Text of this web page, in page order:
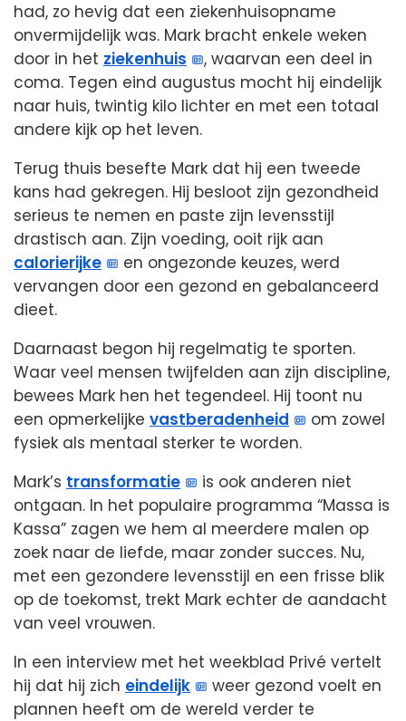
had, zo hevig dat een ziekenhuisopname
onvermijdelijk was. Mark bracht enkele weken
door in het ziekenhuis
, waarvan een deel in
coma. Tegen eind augustus mocht hij eindelijk
naar huis, twintig kilo lichter en met een totaal
andere kijk op het leven.
Terug thuis besefte Mark dat hij een tweede
kans had gekregen. Hij besloot zijn gezondheid
serieus te nemen en paste zijn levensstijl
drastisch aan. Zijn voeding, ooit rijk aan
calorierijke
en ongezonde keuzes, werd
vervangen door een gezond en gebalanceerd
dieet.
Daarnaast begon hij regelmatig te sporten.
Waar veel mensen twijfelden aan zijn discipline,
bewees Mark hen het tegendeel. Hij toont nu
een opmerkelijke vastberadenheid
om zowel
fysiek als mentaal sterker te worden.
Mark’s transformatie
is ook anderen niet
ontgaan. In het populaire programma “Massa is
Kassa” zagen we hem al meerdere malen op
zoek naar de liefde, maar zonder succes. Nu,
met een gezondere levensstijl en een frisse blik
op de toekomst, trekt Mark echter de aandacht
van veel vrouwen.
In een interview met het weekblad Privé vertelt
hij dat hij zich eindelijk
weer gezond voelt en
plannen heeft om de wereld verder te